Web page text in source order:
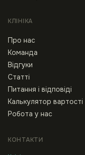
КЛІНІКА
Про нас
Команда
Відгуки
Статті
Питання і відповіді
Калькулятор вартості
Робота у нас
КОНТАКТИ